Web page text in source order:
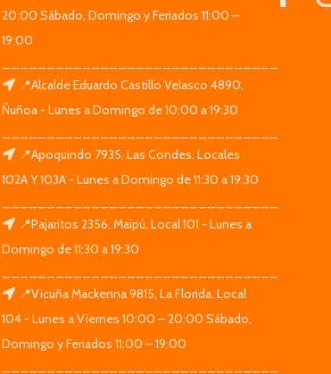
20:00 Sábado, Domingo y Feriados 11:00 –
19:00
📍Alcalde Eduardo Castillo Velasco 4890,
Ñuñoa - Lunes a Domingo de 10:00 a 19:30
📍Apoquindo 7935, Las Condes. Locales
102A Y 103A - Lunes a Domingo de 11:30 a 19:30
📍Pajaritos 2356, Maipú. Local 101 - Lunes a
Domingo de 11:30 a 19:30
📍Vicuña Mackenna 9815, La Florida. Local
104 - Lunes a Viernes 10:00 – 20:00 Sábado,
Domingo y Feriados 11:00 – 19:00